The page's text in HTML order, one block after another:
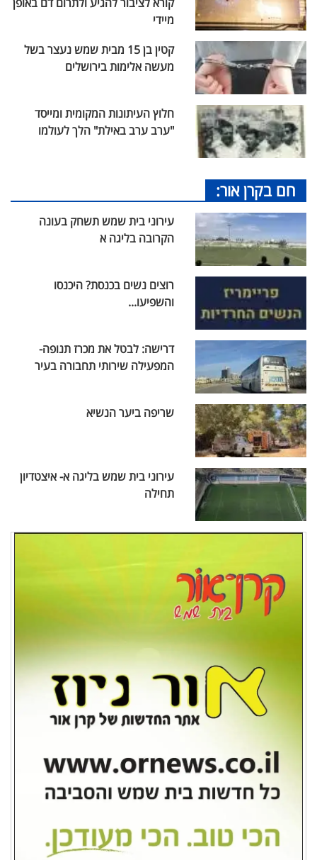
מיידי
קטין בן 15 מבית שמש נעצר בשל
מעשה אלימות בירושלים
חלוץ העיתונות המקומית ומייסד
"ערב ערב באילת" הלך לעולמו
חם בקרן אור:
עירוני בית שמש תשחק בעונה
הקרובה בליגה א
רוצים נשים בכנסת? היכנסו
והשפיעו...
דרישה: לבטל את מכרז תנופה-
המפעילה שירותי תחבורה בעיר
שריפה ביער הנשיא
עירוני בית שמש בליגה א- איצטדיון
תחילה